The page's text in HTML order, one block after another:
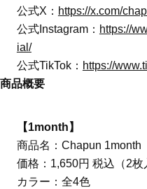
公式X： https://x.com/
公式Instagram： https://
ial/
公式TikTok： https://
商品概要
【1month】
商品名：Chapun 1month
価格：1,650円 税込（2枚
カラー：全4色